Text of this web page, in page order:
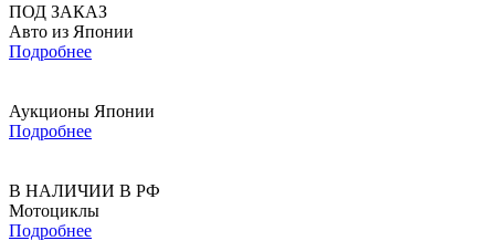
ПОД ЗАКАЗ
Авто из Японии
Подробнее
Аукционы Японии
Подробнее
В НАЛИЧИИ В РФ
Мотоциклы
Подробнее